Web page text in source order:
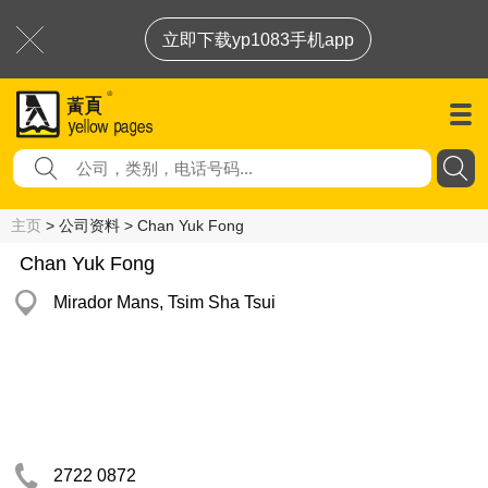
立即下载yp1083手机app
主页 > 公司资料 > Chan Yuk Fong
Chan Yuk Fong
Mirador Mans, Tsim Sha Tsui
2722 0872